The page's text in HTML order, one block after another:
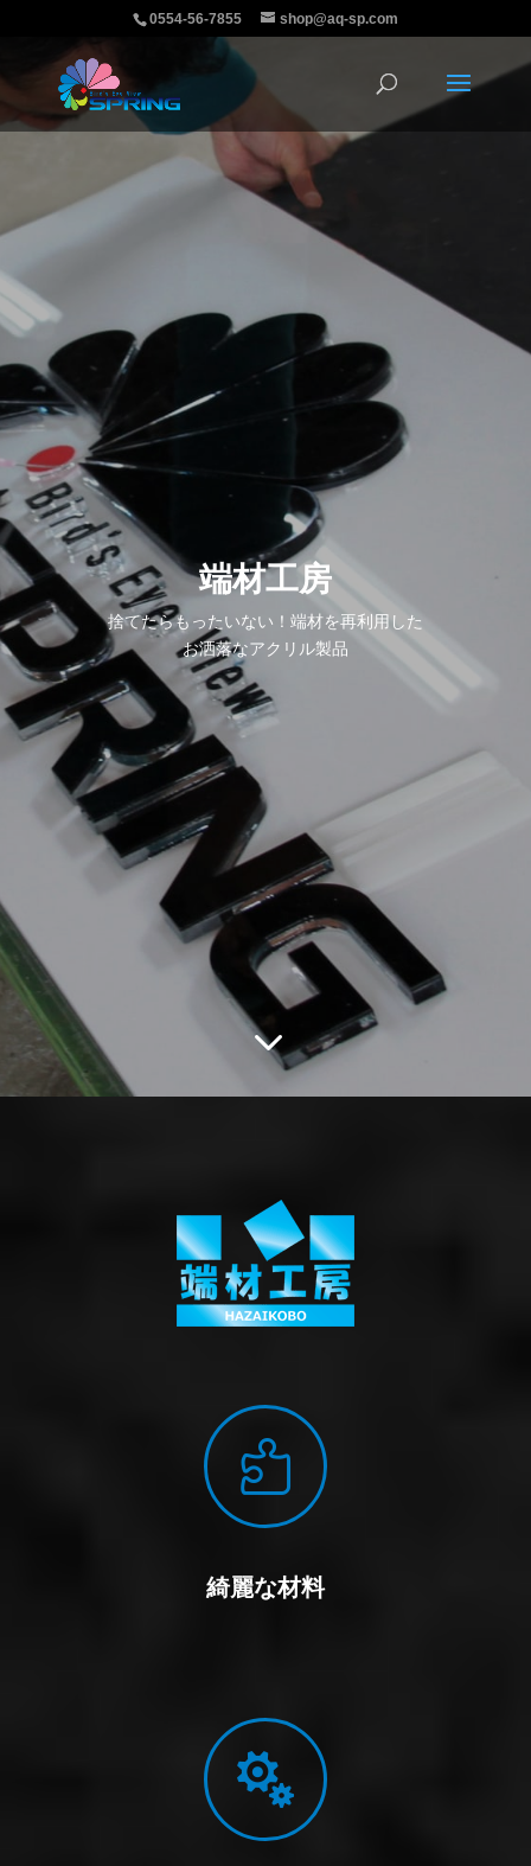
0554-56-7855 shop@aq-sp.com
端材工房
捨てたらもったいない！端材を再利用した
お洒落なアクリル製品
3

綺麗な材料
